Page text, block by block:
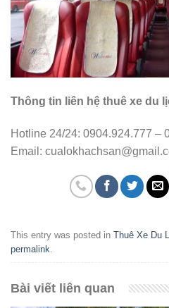
Thông tin liên hệ thuê xe du
Hotline 24/24: 0904.924.777 –
Email:
This entry was posted in Thuê Xe Du
permalink.
Bài viết liên quan